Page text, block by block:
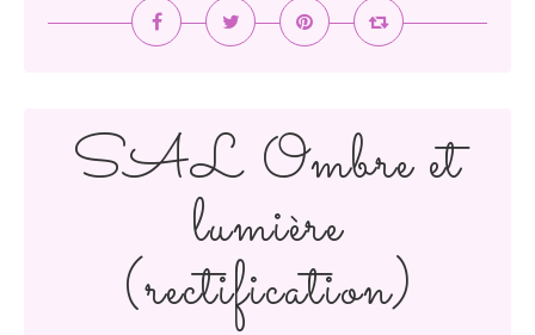
SAL Ombre et
lumière
(rectification)